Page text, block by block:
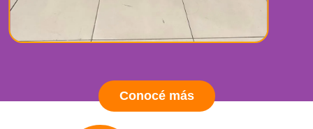
Conocé más